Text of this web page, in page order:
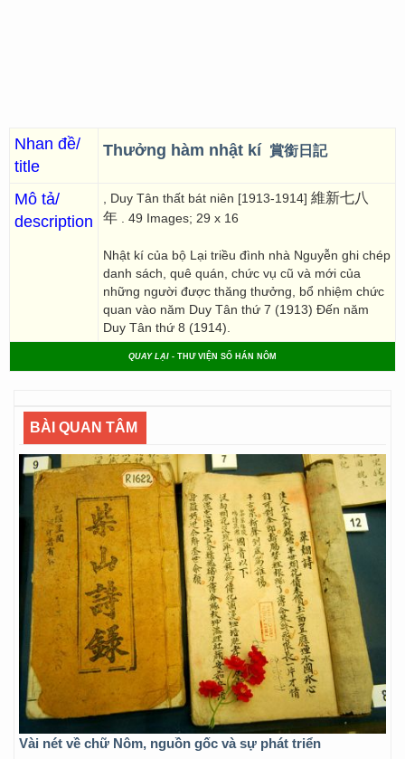
Nhan đề/
title
Thưởng hàm nhật kí 賞銜日記
Mô tả/
description
, Duy Tân thất bát niên [1913-1914] 維新七八
年 . 49 Images; 29 x 16
Nhật kí của bộ Lại triều đình nhà Nguyễn ghi chép
danh sách, quê quán, chức vụ cũ và mới của
những người được thăng thưởng, bổ nhiệm chức
quan vào năm Duy Tân thứ 7 (1913) Đến năm
Duy Tân thứ 8 (1914).
QUAY LẠI - THƯ VIỆN SỐ HÁN NÔM
BÀI QUAN TÂM
Vài nét về chữ Nôm, nguồn gốc và sự phát triển